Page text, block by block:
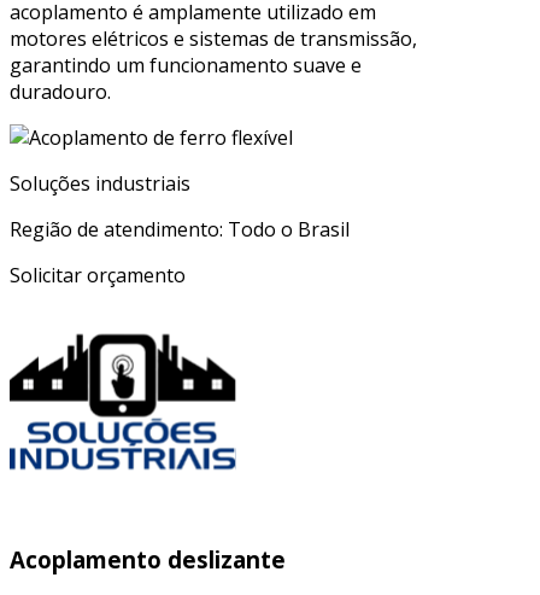
acoplamento é amplamente utilizado em
motores elétricos e sistemas de transmissão,
garantindo um funcionamento suave e
duradouro.
Soluções industriais
Região de atendimento: Todo o Brasil
Solicitar orçamento
Acoplamento deslizante